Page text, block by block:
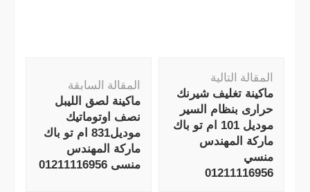
التنقل
بين
التدوينات
المقالة السابقة
ماكينة لصق الليبل
نصف اوتوماتيك
موديل831 ام تو باك
ماركة المهندس
منسى 01211116956
المقالة التالية
ماكينة تغليف شيرنك
حرارى بنظام السير
موديل 101 ام تو باك
ماركة المهندس
منسي
01211116956